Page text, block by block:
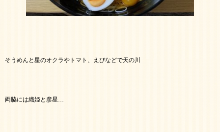
そうめんと星のオクラやトマト、えびなどで天の川
両脇には織姫と彦星…